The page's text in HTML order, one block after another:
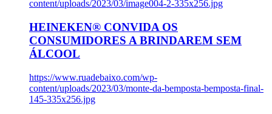
content/uploads/2023/03/image004-2-335x256.jpg
HEINEKEN® CONVIDA OS
CONSUMIDORES A BRINDAREM SEM
ÁLCOOL
https://www.ruadebaixo.com/wp-
content/uploads/2023/03/monte-da-bemposta-bemposta-final-
145-335x256.jpg